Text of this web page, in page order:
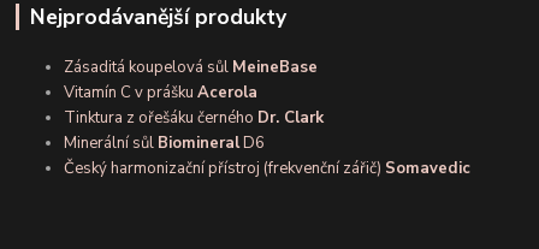
Nejprodávanější produkty
Zásaditá koupelová sůl MeineBase
Vitamín C v práškuAcerola
Tinktura z ořešáku černého Dr. Clark
Minerální sůl BiomineralD6
Český harmonizační přístroj (frekvenční zářič) Somavedic